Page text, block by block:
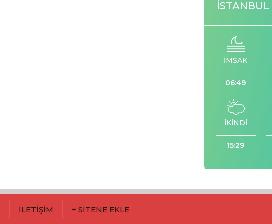
İSTANBUL
İMSAK
06:49
İKİNDİ
15:29
İLETİŞİM + SİTENE EKLE